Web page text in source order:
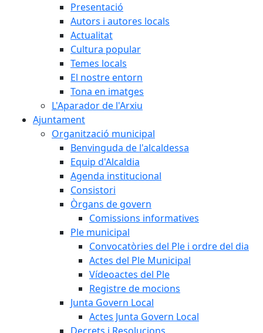
Presentació
Autors i autores locals
Actualitat
Cultura popular
Temes locals
El nostre entorn
Tona en imatges
L'Aparador de l'Arxiu
Ajuntament
Organització municipal
Benvinguda de l'alcaldessa
Equip d'Alcaldia
Agenda institucional
Consistori
Òrgans de govern
Comissions informatives
Ple municipal
Convocatòries del Ple i ordre del dia
Actes del Ple Municipal
Vídeoactes del Ple
Registre de mocions
Junta Govern Local
Actes Junta Govern Local